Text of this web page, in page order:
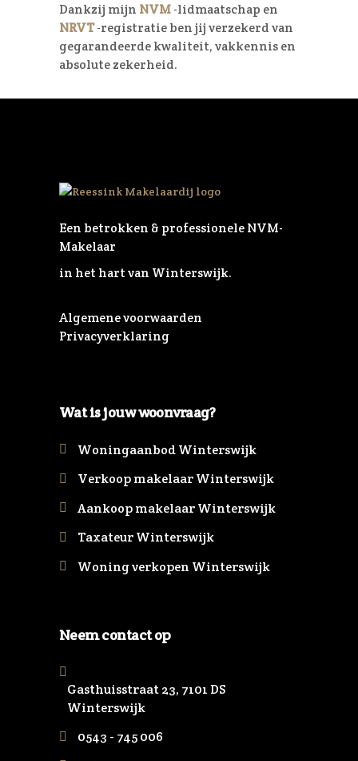
Dankzij mijn NVM -lidmaatschap en
NRVT-registratie ben jij verzekerd van
gegarandeerde kwaliteit, vakkennis en
absolute zekerheid.
Een betrokken & professionele NVM-
Makelaar
in het hart van Winterswijk.
Algemene voorwaarden
Privacyverklaring
Wat is jouw woonvraag?
Woningaanbod Winterswijk
Verkoop makelaar Winterswijk
Aankoop makelaar Winterswijk
Taxateur Winterswijk
Woning verkopen Winterswijk
Neem contact op
Gasthuisstraat 23, 7101 DS
Winterswijk
0543 - 745 006